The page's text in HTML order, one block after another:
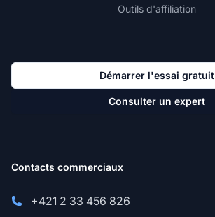
Outils d'affiliation
Démarrer l'essai gratuit
Consulter un expert
Contacts commerciaux
+421 2 33 456 826